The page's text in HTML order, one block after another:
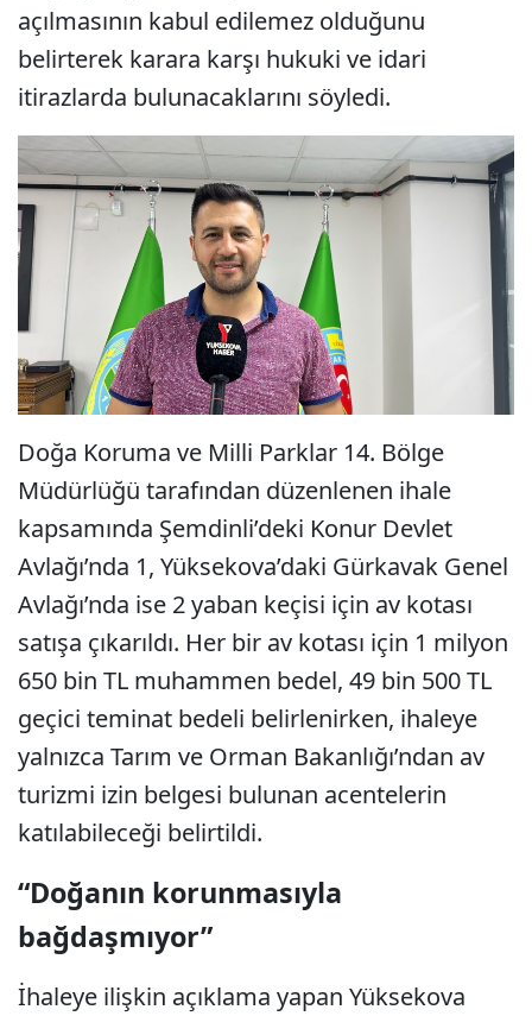
açılmasının kabul edilemez olduğunu
belirterek karara karşı hukuki ve idari
itirazlarda bulunacaklarını söyledi.
Doğa Koruma ve Milli Parklar 14. Bölge
Müdürlüğü tarafından düzenlenen ihale
kapsamında Şemdinli’deki Konur Devlet
Avlağı’nda 1, Yüksekova’daki Gürkavak Genel
Avlağı’nda ise 2 yaban keçisi için av kotası
satışa çıkarıldı. Her bir av kotası için 1 milyon
650 bin TL muhammen bedel, 49 bin 500 TL
geçici teminat bedeli belirlenirken, ihaleye
yalnızca Tarım ve Orman Bakanlığı’ndan av
turizmi izin belgesi bulunan acentelerin
katılabileceği belirtildi.
“Doğanın korunmasıyla
bağdaşmıyor”
İhaleye ilişkin açıklama yapan Yüksekova